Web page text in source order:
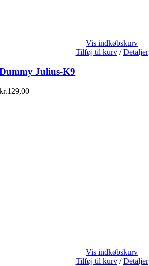
Vis indkøbskurv
Tilføj til kurv / Detaljer
Dummy Julius-K9
kr.129,00
Vis indkøbskurv
Tilføj til kurv / Detaljer